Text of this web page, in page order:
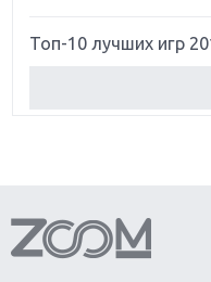
Топ-10 лучших игр
Обзор игры Forza